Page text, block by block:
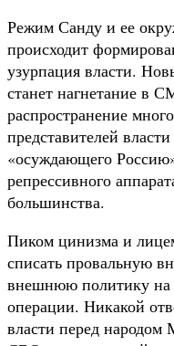
Режим Санду и ее
происходит
узурпация власти.
станет нагнетание в
распространение
представителей
«осуждающего
репрессивного
большинства.
Пиком цинизма и
списать провальную
внешнюю политику на
операции. Никакой
власти перед народом